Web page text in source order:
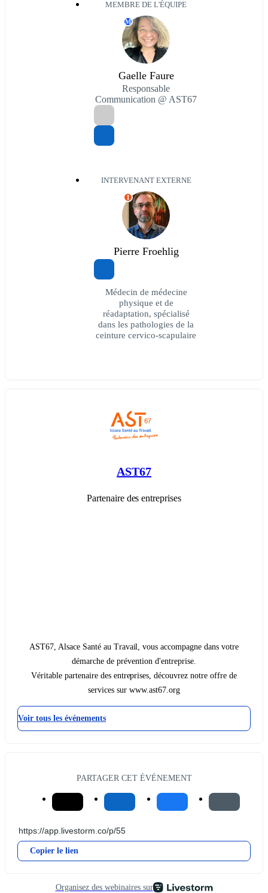
MEMBRE DE L'ÉQUIPE
M
Gaelle Faure
Responsable
Communication @ AST67
INTERVENANT EXTERNE
I
Pierre Froehlig
Médecin de médecine
physique et de
réadaptation, spécialisé
dans les pathologies de la
ceinture cervico-scapulaire
AST67
Partenaire des entreprises
AST67, Alsace Santé au Travail, vous accompagne dans votre
démarche de prévention d'entreprise.
Véritable partenaire des entreprises, découvrez notre offre de
services sur www.ast67.org
Voir tous les événements
PARTAGER CET ÉVÉNEMENT
Copier le lien
Organisez des webinaires sur